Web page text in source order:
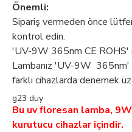
Önemli:
Sipariş vermeden önce
kontrol edin.
'UV-9W 365nm CE ROHS'
Lambanız 'UV-9W 365nm'
farklı cihazlarda denemek
g23 duy
Bu uv floresan lamba,
kurutucu cihazlar içindir.